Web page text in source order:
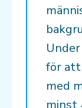
för att
med
minst